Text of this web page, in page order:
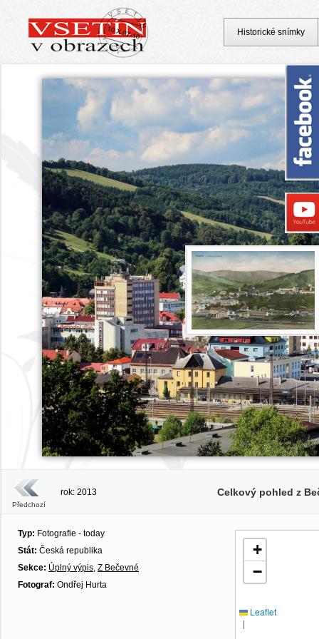
Předchozí
rok: 2013 Celkový pohled z
Typ: Fotografie - today
Stát: Česká republika
Sekce: Úplný výpis, Z Bečevné
Fotograf: Ondřej Hurta
+
−
Leaflet
|
Historické snímky